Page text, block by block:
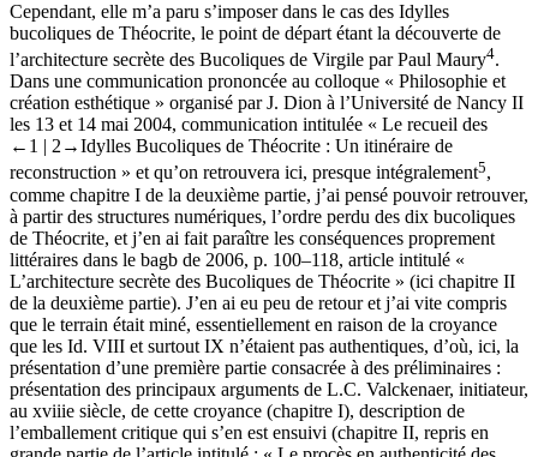
Cependant, elle m’a paru s’imposer dans le cas des Idylles
bucoliques de Théocrite, le point de départ étant la découverte de
l’architecture secrète des Bucoliques de Virgile par Paul Maury4.
Dans une communication prononcée au colloque « Philosophie et
création esthétique » organisé par J. Dion à l’Université de Nancy II
les 13 et 14 mai 2004, communication intitulée « Le recueil des
←1 | 2→Idylles Bucoliques de Théocrite : Un itinéraire de
reconstruction » et qu’on retrouvera ici, presque intégralement5,
comme chapitre I de la deuxième partie, j’ai pensé pouvoir retrouver,
à partir des structures numériques, l’ordre perdu des dix bucoliques
de Théocrite, et j’en ai fait paraître les conséquences proprement
littéraires dans le bagb de 2006, p. 100–118, article intitulé «
L’architecture secrète des Bucoliques de Théocrite » (ici chapitre II
de la deuxième partie). J’en ai eu peu de retour et j’ai vite compris
que le terrain était miné, essentiellement en raison de la croyance
que les Id. VIII et surtout IX n’étaient pas authentiques, d’où, ici, la
présentation d’une première partie consacrée à des préliminaires :
présentation des principaux arguments de L.C. Valckenaer, initiateur,
au xviiie siècle, de cette croyance (chapitre I), description de
l’emballement critique qui s’en est ensuivi (chapitre II, repris en